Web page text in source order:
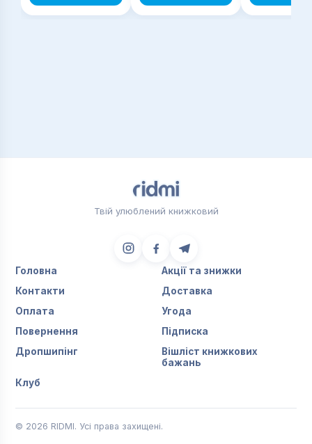
Твій улюблений книжковий
Головна
Акції та знижки
Контакти
Доставка
Оплата
Угода
Повернення
Підписка
Дропшипінг
Вішліст книжкових
бажань
Клуб
© 2026 RIDMI. Усі права захищені.